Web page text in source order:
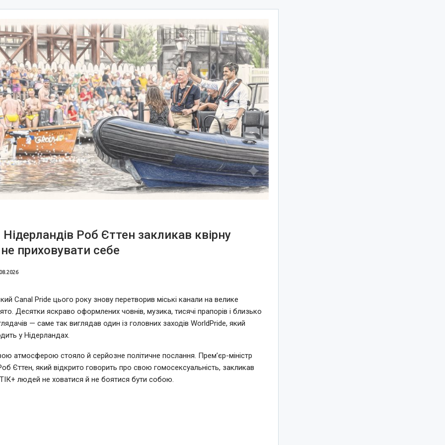
Роб Єттен закликав квірну
приховувати себе
Canal Pride цього року знову перетворив міські канали на велике
Десятки яскраво оформлених човнів, музика, тисячі прапорів і близько
— саме так виглядав один із головних заходів WorldPride, який
у Нідерландах.
атмосферою стояло й серйозне політичне послання. Прем’єр-міністр
Єттен, який відкрито говорить про свою гомосексуальність, закликав
людей не ховатися й не боятися бути собою.